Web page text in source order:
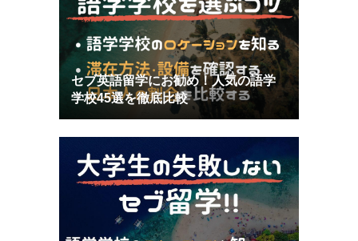
セブ英語留学にお勧め！人気の語学
学校45選を徹底比較